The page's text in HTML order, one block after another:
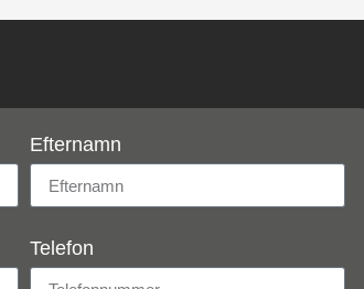
Efternamn
Telefon